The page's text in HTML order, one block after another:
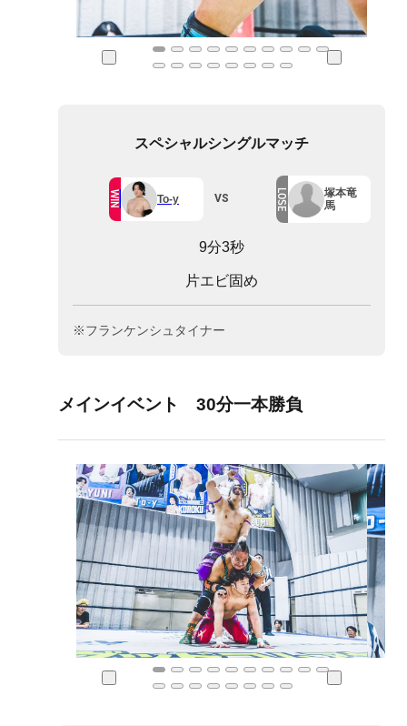
スペシャルシングルマッチ
WIN To-y VS LOSE
塚本竜
馬
9分3秒
片エビ固め
※フランケンシュタイナー
メインイベント 30分一本勝負